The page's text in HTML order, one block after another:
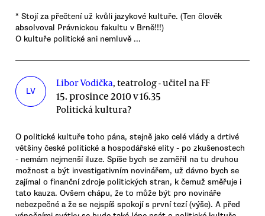
* Stojí za přečtení už kvůli jazykové kultuře. (Ten člověk
absolvoval Právnickou fakultu v Brně!!!)
O kultuře politické ani nemluvě ...
LV
Libor Vodička, teatrolog - učitel na FF
15. prosince 2010 v 16.35
Politická kultura?
O politické kultuře toho pána, stejně jako celé vlády a drtivé
většiny české politické a hospodářské elity - po zkušenostech
- nemám nejmenší iluze. Spíše bych se zaměřil na tu druhou
možnost a být investigativním novinářem, už dávno bych se
zajímal o finanční zdroje politických stran, k čemuž směřuje i
tato kauza. Ovšem chápu, že to může být pro novináře
nebezpečné a že se nejspíš spokojí s první tezí (výše). A před